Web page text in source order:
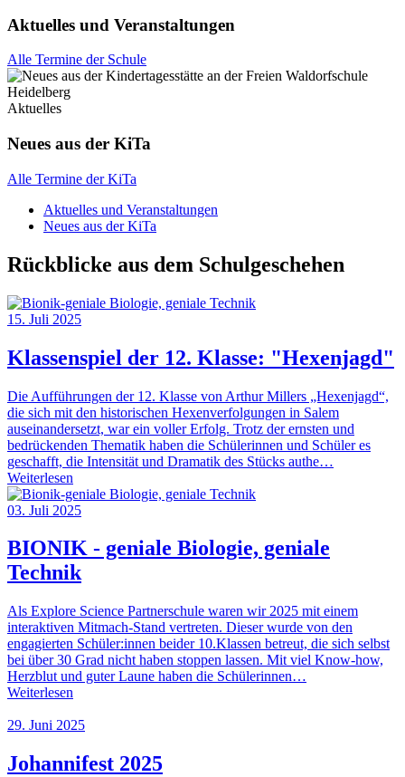
Aktuelles und Veranstaltungen
Alle Termine der Schule
Aktuelles
Neues aus der KiTa
Alle Termine der KiTa
Aktuelles und Veranstaltungen
Neues aus der KiTa
Rückblicke aus dem Schulgeschehen
15. Juli 2025
Klassenspiel der 12. Klasse: "Hexenjagd"
Die Aufführungen der 12. Klasse von Arthur Millers „Hexenjagd“,
die sich mit den historischen Hexenverfolgungen in Salem
auseinandersetzt, war ein voller Erfolg. Trotz der ernsten und
bedrückenden Thematik haben die Schülerinnen und Schüler es
geschafft, die Intensität und Dramatik des Stücks authe…
Weiterlesen
03. Juli 2025
BIONIK - geniale Biologie, geniale
Technik
Als Explore Science Partnerschule waren wir 2025 mit einem
interaktiven Mitmach-Stand vertreten. Dieser wurde von den
engagierten Schüler:innen beider 10.Klassen betreut, die sich selbst
bei über 30 Grad nicht haben stoppen lassen. Mit viel Know-how,
Herzblut und guter Laune haben die Schülerinnen…
Weiterlesen
29. Juni 2025
Johannifest 2025